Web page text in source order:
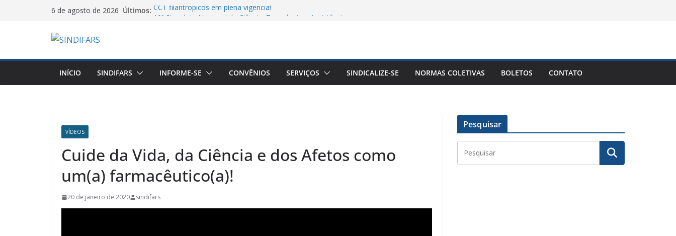
6 de agosto de 2026 Últimos: CCT filantrópicos em plena vigência!
Piso salarial farmacêutico: por que comparar valores entre
estados pode levar a conclusões equivocadas
INÍCIO SINDIFARS INFORME-SE CONVÊNIOS SERVIÇOS SINDICALIZE-SE NORMAS COLETIVAS BOLETOS CONTATO
VÍDEOS
Cuide da Vida, da Ciência e dos Afetos como
um(a) farmacêutico(a)!
20 de janeiro de 2020 sindifars
Pesquisar